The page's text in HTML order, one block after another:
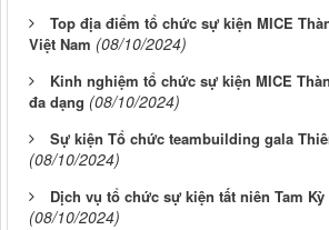
Top địa điểm tổ chức sự kiện MICE
Việt Nam (08/10/2024)
Kinh nghiệm tổ chức sự kiện MICE
đa dạng (08/10/2024)
Sự kiện Tổ chức teambuilding gala
(08/10/2024)
Dịch vụ tổ chức sự kiện tất niên Tam
(08/10/2024)